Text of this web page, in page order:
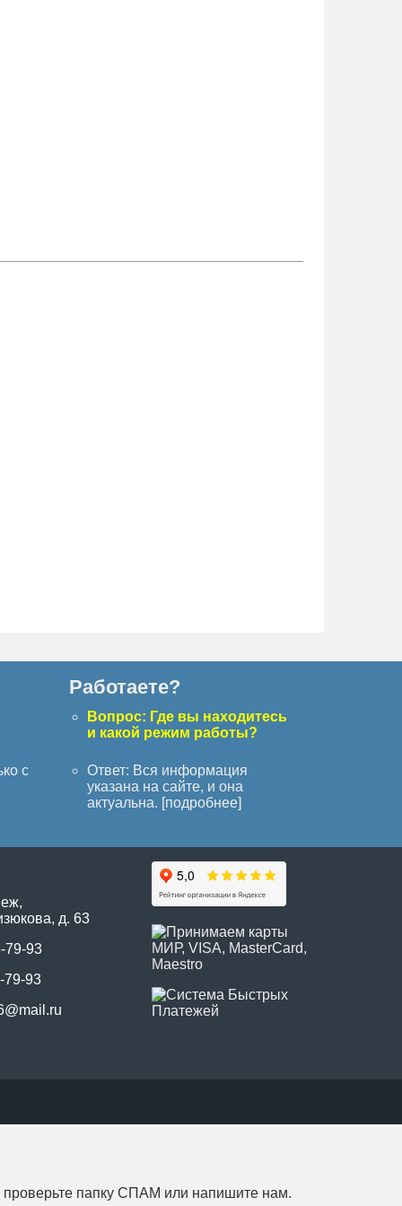
с
Работаете?
Вопрос: Где вы находитесь
и какой режим работы?
Ответ: Вся информация
указана на сайте, и она
актуальна. [подробнее]
д. 63
79-93
79-93
папку СПАМ или напишите нам.